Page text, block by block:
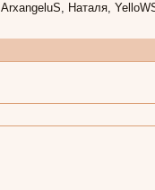
ArxangeluS Наталя